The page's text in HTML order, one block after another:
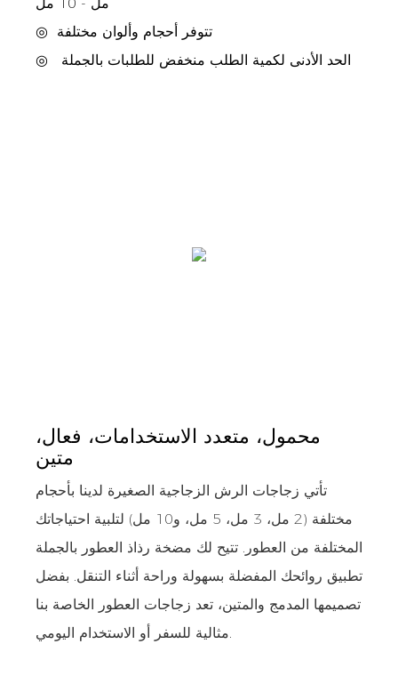
◎
تتوفر أحجام وألوان مختلفة
◎
الحد الأدنى لكمية الطلب منخفض للطلبات بالجملة
محمول، متعدد الاستخدامات، فعال،
متين
تأتي زجاجات الرش الزجاجية الصغيرة لدينا بأحجام
مختلفة (2 مل، 3 مل، 5 مل، و10 مل) لتلبية احتياجاتك
المختلفة من العطور. تتيح لك مضخة رذاذ العطور بالجملة
تطبيق روائحك المفضلة بسهولة وراحة أثناء التنقل. بفضل
تصميمها المدمج والمتين، تعد زجاجات العطور الخاصة بنا
مثالية للسفر أو الاستخدام اليومي.